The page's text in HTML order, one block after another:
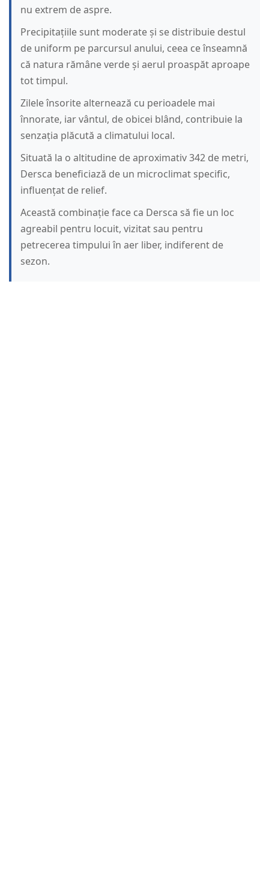
nu extrem de aspre.
Precipitațiile sunt moderate și se distribuie destul
de uniform pe parcursul anului, ceea ce înseamnă
că natura rămâne verde și aerul proaspăt aproape
tot timpul.
Zilele însorite alternează cu perioadele mai
înnorate, iar vântul, de obicei blând, contribuie la
senzația plăcută a climatului local.
Situată la o altitudine de aproximativ 342 de metri,
Dersca beneficiază de un microclimat specific,
influențat de relief.
Această combinație face ca Dersca să fie un loc
agreabil pentru locuit, vizitat sau pentru
petrecerea timpului în aer liber, indiferent de
sezon.